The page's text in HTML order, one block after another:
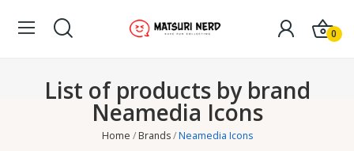
0
List of products by brand
Neamedia Icons
Home Brands Neamedia Icons